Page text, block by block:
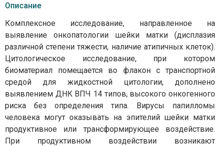
Описание
Комплексное исследование, направленное на
выявление онкопатологии шейки матки (дисплазия
различной степени тяжести, наличие атипичных клеток).
Цитологическое исследование, при котором
биоматериал помещается во флакон с транспортной
средой для жидкостной цитологии, дополнено
выявлением ДНК ВПЧ 14 типов, высокого онкогенного
риска без определения типа. Вирусы папилломы
человека могут оказывать на эпителий шейки матки
продуктивное или трансформирующее воздействие.
При продуктивном воздействии возникают